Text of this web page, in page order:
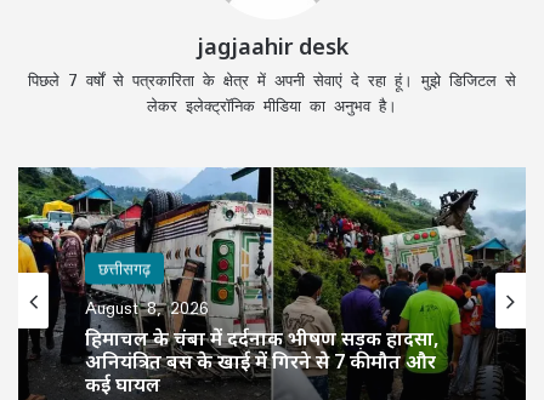
jagjaahir desk
पिछले 7 वर्षों से पत्रकारिता के क्षेत्र में अपनी सेवाएं दे रहा हूं। मुझे डिजिटल से
लेकर इलेक्ट्रॉनिक मीडिया का अनुभव है।
छत्तीसगढ़
August 8, 2026
हिमाचल के चंबा में दर्दनाक भीषण सड़क हादसा,
अनियंत्रित बस के खाई में गिरने से 7 की मौत और
कई घायल